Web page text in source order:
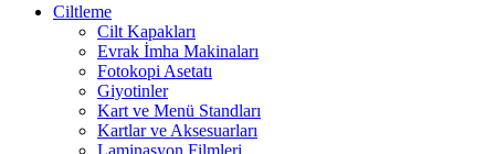
Ciltleme
Cilt Kapakları
Evrak İmha Makinaları
Fotokopi Asetatı
Giyotinler
Kart ve Menü Standları
Kartlar ve Aksesuarları
Laminasyon Filmleri